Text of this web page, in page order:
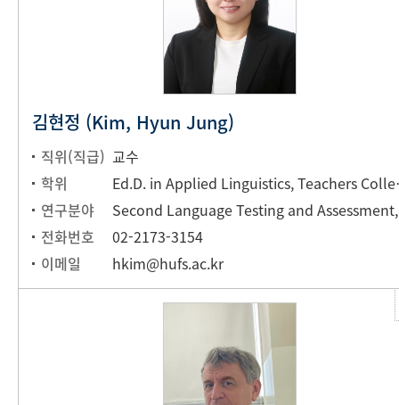
김현정 (Kim, Hyun Jung)
직위(직급) 교수
학위
Ed.D. in
연구분야
전화번호
02-2173-3154
이메일
hkim@hufs.ac.kr